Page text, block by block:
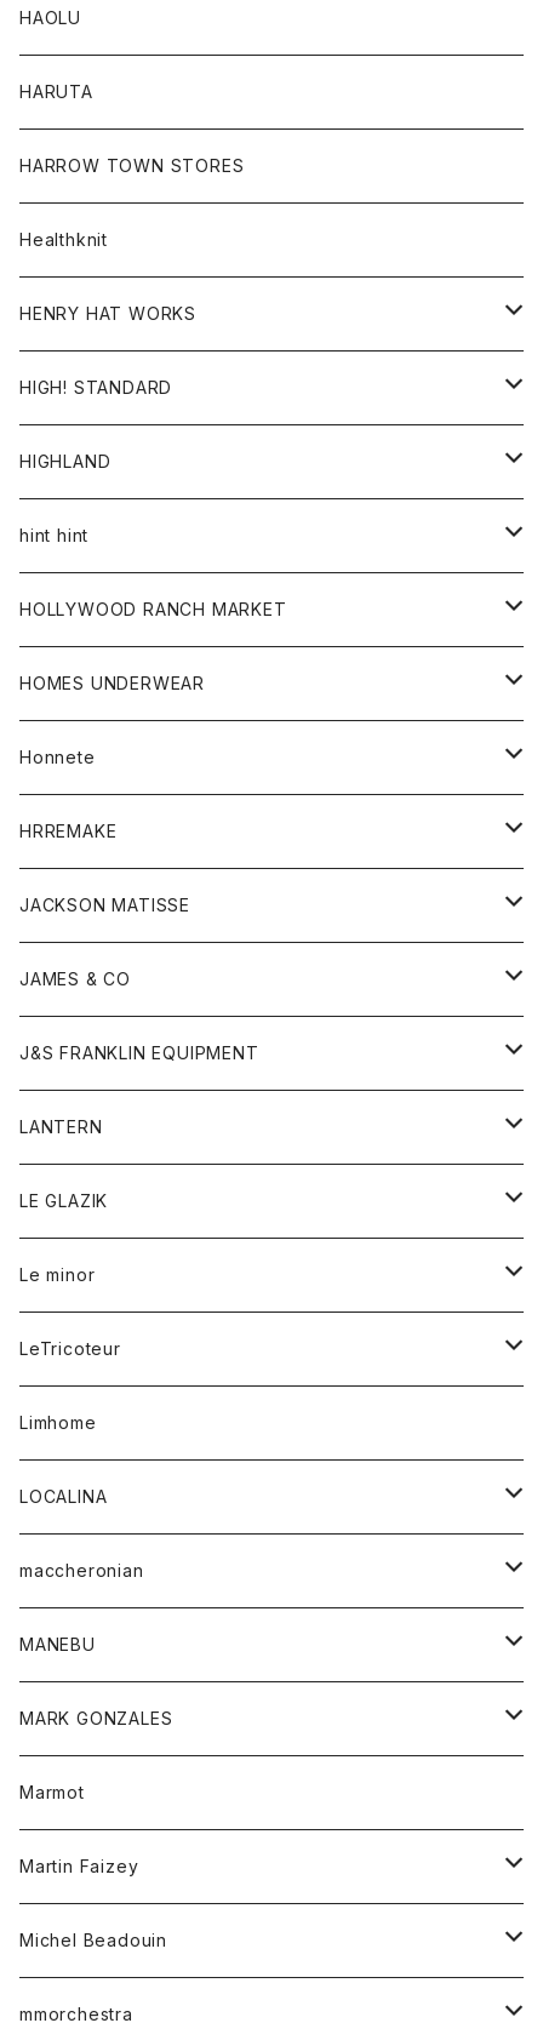
カーディガン
コート
トップス
シャツ
スウェット
レディース
カーディガン
コート
ボトム
パンツ
トップス
Tシャツ
ロンTEE
HAOLU
HARUTA
HARROW TOWN STORES
Healthknit
HENRY HAT WORKS
帽子
HIGH! STANDARD
アウター
ジャケット
トップス
シャツ
カーディガン
ボトム
グッズ
帽子
HIGHLAND
帽子
hint hint
ストール
HOLLYWOOD RANCH MARKET
アウター
カーディガン
コート
フリース
アクセサリー
ウォレット
ストール
マフラー
リング
キッズ
Tシャツ
グッズ
アンダーウェア
靴
バンダナ
トップス
カーディガン
ジャケット
タンクトップ
Tシャツ
ベスト
ポロシャツ
ロングスリーブTシャツ
ボトム
オーバーオール
ショートパンツ
レディース
アウター
カーディガン
セーター
チュニック
HOMES UNDERWEAR
アウター
カーディガン
コート
キッズ
Tシャツ
ロンパース
グッズ
靴
ストール
トップス
カットソー
シャツ
ボトム
オーバーオール
ショートパンツ
レディース
オーバーオール
シャツ
ワンピース
ワンピース
Honnete
ブラウス
ワンピース
HRREMAKE
バック
キッズ
トレーナー
トップス
Gジャケット
スウェット
帽子
JACKSON MATISSE
Tシャツ
帽子
JAMES & CO
ボトム
J&S FRANKLIN EQUIPMENT
アウター
LANTERN
アウター
Tシャツ
LE GLAZIK
レディース
コート
シャツ
ワンピース
Tシャツ
Le minor
ボトム
スカート
パンツ
レディース
アウター
カットソー
トップス
シャツ
LeTricoteur
カーディガン
Limhome
LOCALINA
ロングスリーブテーシャツ
maccheronian
靴
MANEBU
靴
MARK GONZALES
トップス
Tシャツ
Marmot
Martin Faizey
ベルト
Michel Beadouin
トップス
mmorchestra